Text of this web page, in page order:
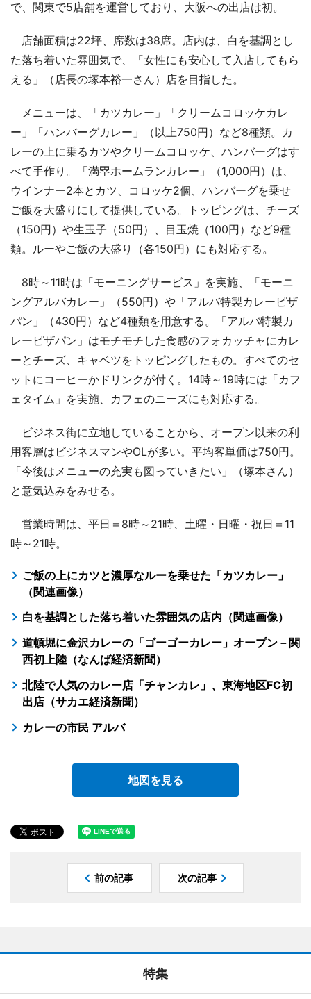
で、関東で5店舗を運営しており、大阪への出店は初。
店舗面積は22坪、席数は38席。店内は、白を基調とし
た落ち着いた雰囲気で、「女性にも安心して入店してもら
える」（店長の塚本裕一さん）店を目指した。
メニューは、「カツカレー」「クリームコロッケカレ
ー」「ハンバーグカレー」（以上750円）など8種類。カ
レーの上に乗るカツやクリームコロッケ、ハンバーグはす
べて手作り。「満塁ホームランカレー」（1,000円）は、
ウインナー2本とカツ、コロッケ2個、ハンバーグを乗せ
ご飯を大盛りにして提供している。トッピングは、チーズ
（150円）や生玉子（50円）、目玉焼（100円）など9種
類。ルーやご飯の大盛り（各150円）にも対応する。
8時～11時は「モーニングサービス」を実施、「モーニ
ングアルバカレー」（550円）や「アルバ特製カレーピザ
パン」（430円）など4種類を用意する。「アルバ特製カ
レーピザパン」はモチモチした食感のフォカッチャにカレ
ーとチーズ、キャベツをトッピングしたもの。すべてのセ
ットにコーヒーかドリンクが付く。14時～19時には「カフ
ェタイム」を実施、カフェのニーズにも対応する。
ビジネス街に立地していることから、オープン以来の利
用客層はビジネスマンやOLが多い。平均客単価は750円。
「今後はメニューの充実も図っていきたい」（塚本さん）
と意気込みをみせる。
営業時間は、平日＝8時～21時、土曜・日曜・祝日＝11
時～21時。
ご飯の上にカツと濃厚なルーを乗せた「カツカレー」
（関連画像）
白を基調とした落ち着いた雰囲気の店内（関連画像）
道頓堀に金沢カレーの「ゴーゴーカレー」オープン－関
西初上陸（なんば経済新聞）
北陸で人気のカレー店「チャンカレ」、東海地区FC初
出店（サカエ経済新聞）
カレーの市民 アルバ
地図を見る
前の記事 次の記事
特集